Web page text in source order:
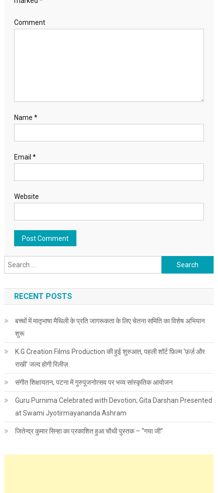
Comment
Name *
Email *
Website
Search for:
RECENT POSTS
बच्चों में मातृभाषा मैथिली के प्रति जागरूकता के लिए चेतना समिति का विशेष अभियान
शुरू
K.G Creation Films Production की हुई शुरुआत, पहली शॉर्ट फ़िल्म ‘फ़र्ज़ और
राखी’ जल्द होगी रिलीज़
संगीत शिक्षायतन, पटना में गुरुपूजनोत्सव पर भव्य सांस्कृतिक आयोजन
Guru Purnima Celebrated with Devotion; Gita Darshan Presented
at Swami Jyotirmayananda Ashram
जितेन्द्र कुमार सिन्हा का प्रकाशित हुआ चौथी पुस्तक – “गया जी”